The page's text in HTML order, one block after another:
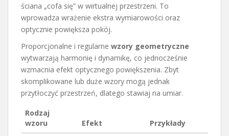
ściana „cofa się” w wirtualnej przestrzeni. To
wprowadza wrażenie ekstra wymiarowości oraz
optycznie powiększa pokój.
Proporcjonalne i regularne wzory geometryczne
wytwarzają harmonię i dynamikę, co jednocześnie
wzmacnia efekt optycznego powiększenia. Zbyt
skomplikowane lub duże wzory mogą jednak
przytłoczyć przestrzeń, dlatego stawiaj na umiar.
Rodzaj
wzoru
Efekt Przykłady